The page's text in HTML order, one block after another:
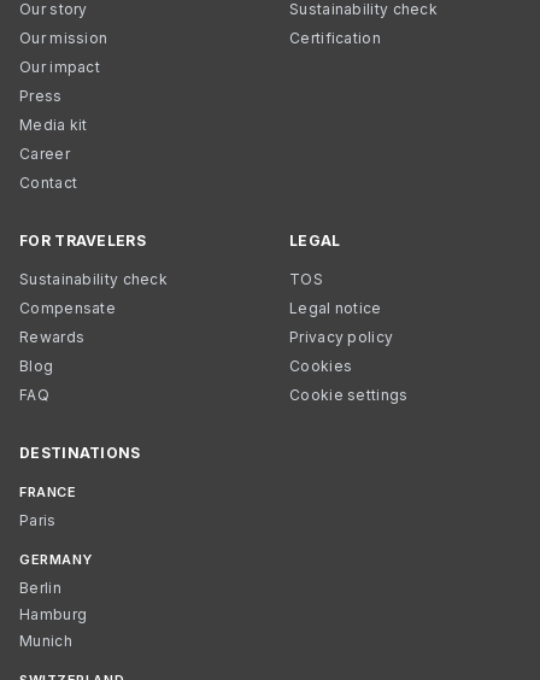
Our story
Our mission
Our impact
Press
Media kit
Career
Contact
Sustainability check
Certification
FOR TRAVELERS
Sustainability check
Compensate
Rewards
Blog
FAQ
LEGAL
TOS
Legal notice
Privacy policy
Cookies
Cookie settings
DESTINATIONS
FRANCE
Paris
GERMANY
Berlin
Hamburg
Munich